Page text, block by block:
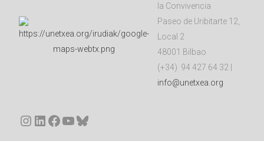
la Convivencia
Paseo de Uribitarte 12,
Local 2
48001 Bilbao
(+34) 94 427 64 32 |
info@unetxea.org
Instagram
LinkedIn
Facebook
YouTube
Bluesky